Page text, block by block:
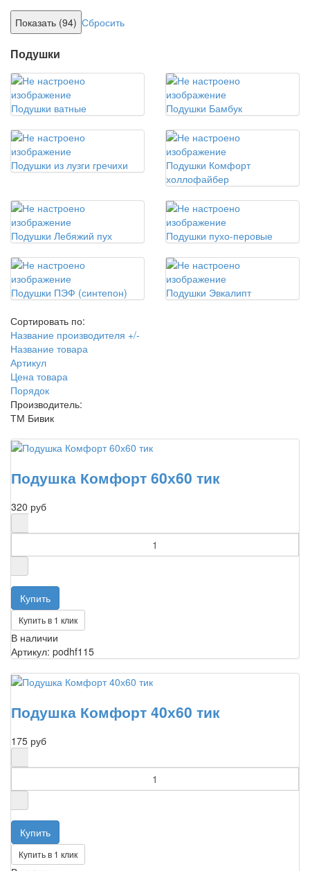
Сбросить
Подушки
Подушки ватные Подушки Бамбук
Подушки из лузги гречихи
Подушки Комфорт
холлофайбер
Подушки Лебяжий пух Подушки пухо-перовые
Подушки ПЭФ (синтепон) Подушки Эвкалипт
Сортировать по:
Название производителя +/-
Название товара
Артикул
Цена товара
Порядок
Производитель:
ТМ Бивик
Подушка Комфорт 60х60 тик
320 руб
Купить в 1 клик
В наличии
Артикул: podhf115
Подушка Комфорт 40х60 тик
175 руб
Купить в 1 клик